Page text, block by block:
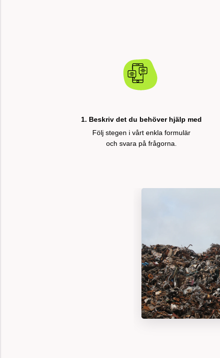
1. Beskriv det du behöver hjälp med
Följ stegen i vårt enkla formulär
och svara på frågorna.